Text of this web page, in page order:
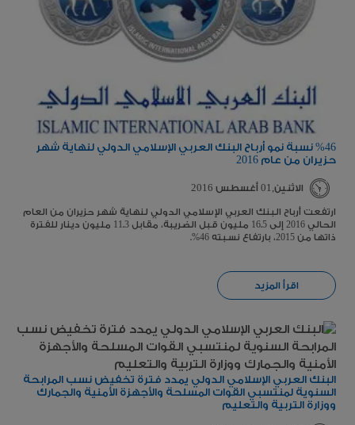
%46 نسبة نمو أرباح البنك العربي الإسلامي الدولي لنهاية شهر
حزيران من عام 2016
الاثنين,01 أغسطس 2016
ارتفعت أرباح البنك العربي الإسلامي الدولي لنهاية شهر حزيران من العام
الحالي 2016 إلى 16.5 مليون قبل الضريبة، مقابل 11.3 مليون دينار للفترة
ذاتها من 2015، بارتفاع نسبته 46%.
اقرأ المزيد
البنك العربي الإسلامي الدولي يمدد فترة تخفيض نسب المرابحة
السنوية لمنتسبي القوات المسلحة والأجهزة الأمنية والجمارك
ووزارة التربية والتعليم